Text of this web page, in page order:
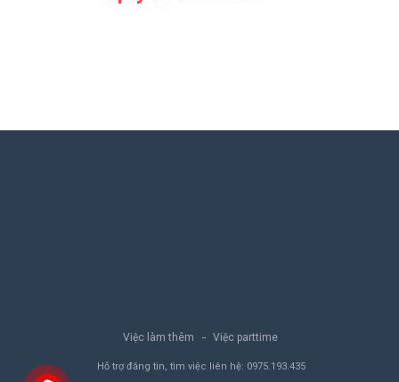
Việc làm thêm Việc parttime
Hỗ trợ đăng tin, tìm việc liên hệ: 0975.193.435